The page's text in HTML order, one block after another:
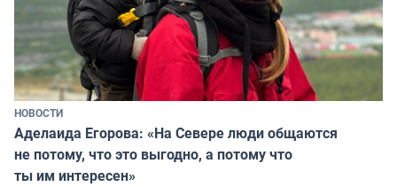
НОВОСТИ
Аделаида Егорова: «На Севере люди общаются
не потому, что это выгодно, а потому что
ты им интересен»